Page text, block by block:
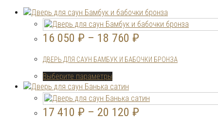
16 050 ₽ – 18 760 ₽
ДВЕРЬ ДЛЯ САУН БАМБУК И БАБОЧКИ БРОНЗА
Выберите параметры
товар
имеет
несколько
вариаций.
17 410 ₽ – 20 120 ₽